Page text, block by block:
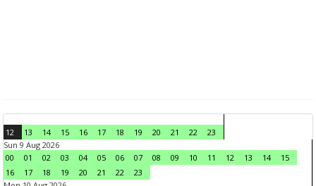
12 13 14 15 16 17 18 19 20 21 22
23
Sun 9 Aug 2026
00
01 02 03 04 05 06 07 08 09 10 11 12 13 14
15
16
17 18 19 20 21 22
23